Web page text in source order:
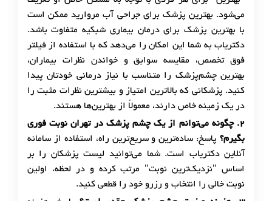
می‌شود. بهترین پزشک برای جراحی آب مروارید ممکن است
با بهترین پزشک برای درمان بیماری شبکیه متفاوت باشد.
دکتریاب به شما این امکان را می‌دهد که با استفاده از فیلتر
فوق تخصص، مقایسه سوابق و خواندن نظرات بیماران،
بهترین چشم‌پزشک را متناسب با نیاز درمانی خودتان پیدا
کنید. پزشکانی که بالاترین امتیاز و بیشترین نظرات مثبت را
در یک زمینه خاص دارند، معمولاً از بهترین‌ها هستند.
۲.چگونه می‌توانم از یک چشم پزشک در تهران نوبت فوری
بگیرم؟پاسخ: ساده‌ترین و سریع‌ترین راه، استفاده از سامانه
آنلاین دکتریاب است. شما می‌توانید لیست پزشکان را بر
اساس "نزدیک‌ترین نوبت" مرتب کرده و در لحظه، اولین
نوبت خالی را انتخاب و رزرو خود را قطعی کنید.